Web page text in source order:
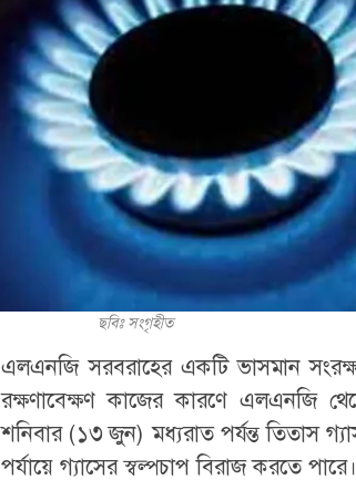
ছবিঃ সংগৃহীত
এলএনজি সরবরাহের একটি ভাসমান
রক্ষণাবেক্ষণ কাজের কারণে এলএনজি
শনিবার (১৩ জুন) মধ্যরাত পর্যন্ত তিতাস
পর্যায়ে গ্যাসের স্বল্পচাপ বিরাজ করতে পারে।